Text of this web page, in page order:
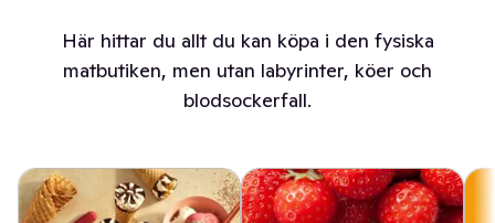
Här hittar du allt du kan köpa i den fysiska
matbutiken, men utan labyrinter, köer och
blodsockerfall.